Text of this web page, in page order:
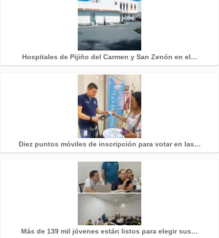
Hospitales de Pijiño del Carmen y San Zenón en el…
Diez puntos móviles de inscripción para votar en las…
Más de 139 mil jóvenes están listos para elegir sus…